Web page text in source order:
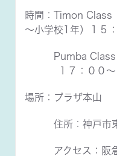
時間：Timon Class
～小学校1年）１５
Pumba Class（
１７：００～１
場所：プラザ本山
住所：神戸市東
アクセス：阪急